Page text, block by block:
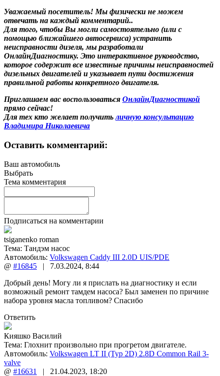
Уважаемый посетитель! Мы физически не можем
отвечать на каждый комментарий..
Для того, чтобы Вы могли самостоятельно (или с
помощью ближайшего автосервиса) устранить
неисправности дизеля, мы разработали
ОнлайнДиагностику. Это интерактивное руководство,
которое содержит все известные причины неисправностей
дизельных двигателей и указывает пути достижения
правильной работы конкретного двигателя.
Приглашаем вас воспользоваться ОнлайнДиагностикой
прямо сейчас!
Для тех кто желает получитьличную консультацию
Владимира Николаевича
Оставить комментарий:
Ваш автомобиль
Выбрать
Тема комментария
Подписаться на комментарии
tsiganenko roman
Тема: Тандэм насос
Автомобиль: Volkswagen Caddy III 2.0D UIS/PDE
@ #16845 | 7.03.2024, 8:44
Добрый день! Могу ли я прислать на диагностику и если
возможный ремонт тамдем насоса? Был заменен по причине
набора уровня масла топливом? Спасибо
Ответить
Кияшко Василий
Тема: Глохнит произвольно при прогретом двигателе.
Автомобиль: Volkswagen LT II (Typ 2D) 2.8D Common Rail 3-
valve
@ #16631 | 21.04.2023, 18:20